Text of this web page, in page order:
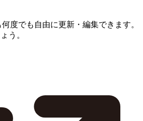
度でも自由に更新・編集できます。
う。